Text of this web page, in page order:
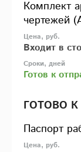
Комплект
чертежей
Входит в
Готов к
ГОТОВО
Паспорт